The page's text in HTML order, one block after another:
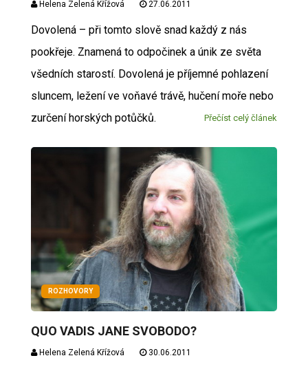
Helena Zelená Křížová 27.06.2011
Dovolená – při tomto slově snad každý z nás
pookřeje. Znamená to odpočinek a únik ze světa
všedních starostí. Dovolená je příjemné pohlazení
sluncem, ležení ve voňavé trávě, hučení moře nebo
zurčení horských potůčků.
Přečíst celý článek
ROZHOVORY
QUO VADIS JANE SVOBODO?
Helena Zelená Křížová 30.06.2011